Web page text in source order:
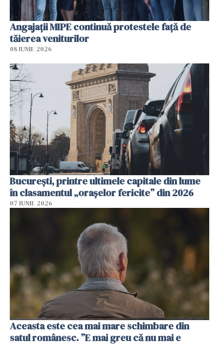
Angajaţii MIPE continuă protestele faţă de
tăierea veniturilor
08 IUNIE 2026
București, printre ultimele capitale din lume
în clasamentul „orașelor fericite” din 2026
07 IUNIE 2026
Aceasta este cea mai mare schimbare din
satul românesc. ”E mai greu că nu mai e